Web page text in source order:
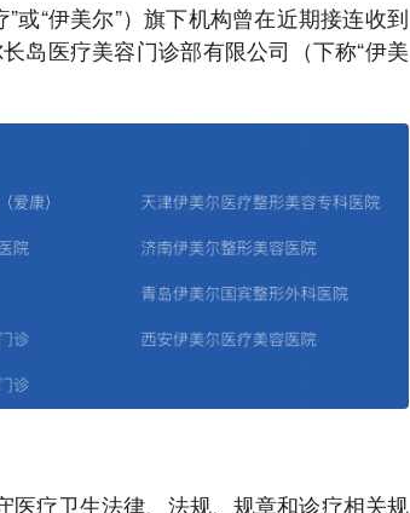
或“伊美尔”）旗下机构曾在近期接连收到
岛医疗美容门诊部有限公司（下称“伊美
疗卫生法律、法规、规章和诊疗相关规